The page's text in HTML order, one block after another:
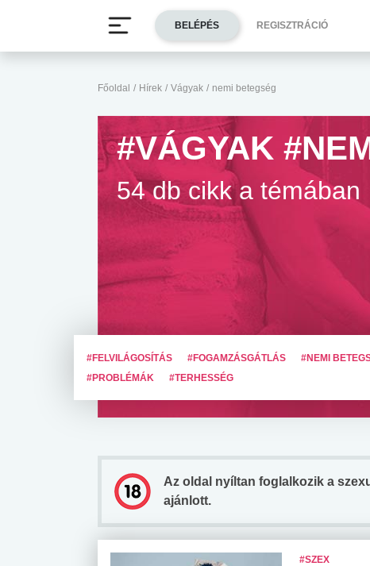
Főoldal / Hírek / Vágyak / nemi betegség
#VÁGYAK
54 db cikk a témában
#FELVILÁGOSÍTÁS #FOGAMZÁSGÁTLÁS
#NEMI
#PROBLÉMÁK
#TERHESSÉG
Az oldal nyíltan foglalkozik a
ajánlott.
#SZEX
BELÉPÉS REGISZTRÁCIÓ